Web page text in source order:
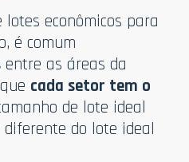
econômicos para
é comum
entre as áreas da
cada setor tem o
de lote ideal
do lote ideal